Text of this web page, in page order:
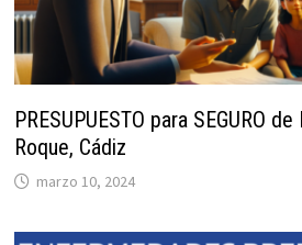
PRESUPUESTO para SEGURO
Roque, Cádiz
marzo 10, 2024